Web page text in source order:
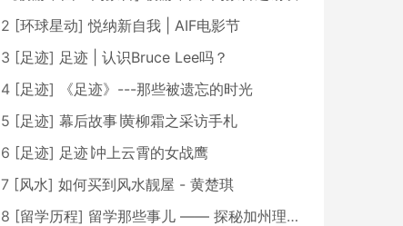
2 [环球星动] 悦纳新自我 | AIF电影节
3 [足迹] 足迹 | 认识Bruce Lee吗？
4 [足迹]
《足迹》---那些被遗忘的时光
5 [足迹] 幕后故事∣黄柳霜之采访手札
6 [足迹] 足迹∣冲上云霄的女战鹰
7 [风水] 如何买到风水靓屋 - 黄楚琪
8 [留学历程] 留学那些事儿 —— 探秘加州理工学院Caltech博士生活 [上集]